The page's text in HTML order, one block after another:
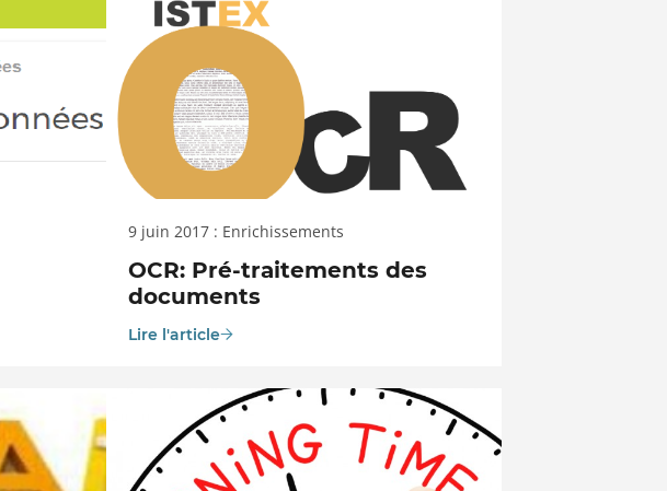
9 juin 2017 : Enrichissements
OCR: Pré-traitements des
documents
Lire l'article